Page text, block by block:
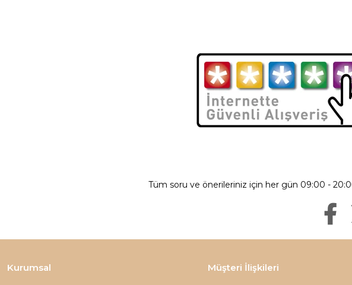
Tüm soru ve önerileriniz için her gün 09:00 -
Kurumsal Müşteri İlişkileri